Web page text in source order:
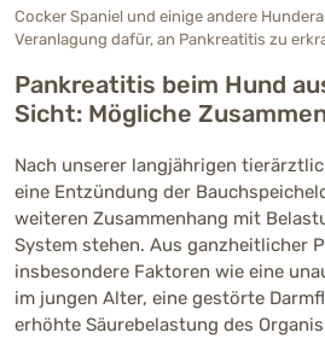
Cocker Spaniel und einige andere
Veranlagung dafür, an Pankreatitis zu
Pankreatitis beim Hund
Sicht: Mögliche
Nach unserer langjährigen
eine Entzündung der
weiteren Zusammenhang mit
System stehen. Aus ganzheitlicher
insbesondere Faktoren wie eine
im jungen Alter, eine gestörte
erhöhte Säurebelastung des